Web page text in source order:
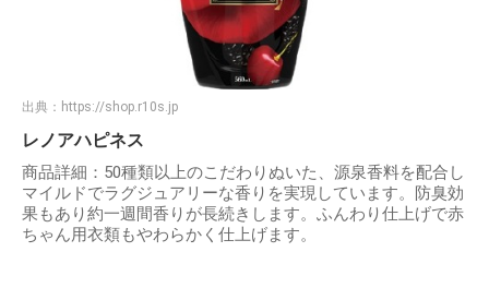
出典： https://shop.r10s.jp
レノアハピネス
商品詳細：50種類以上のこだわりぬいた、源泉香料を配合し
マイルドでラグジュアリーな香りを実現しています。防臭効
果もあり約一週間香りが長続きします。ふんわり仕上げで赤
ちゃん用衣類もやわらかく仕上げます。